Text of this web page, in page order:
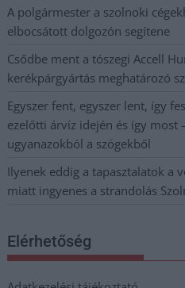
A polgármester a szolnoki
elbocsátott dolgozón segítene
Csődbe ment a tószegi Accell
kerékpárgyártás meghatározó
Egyszer fent, egyszer lent, így
ezelőtti árvíz idején és így most
ugyanazokból a szögekből
Ilyenek eddig a tapasztalatok a
miatt ingyenes a strandolás
Elérhetőség